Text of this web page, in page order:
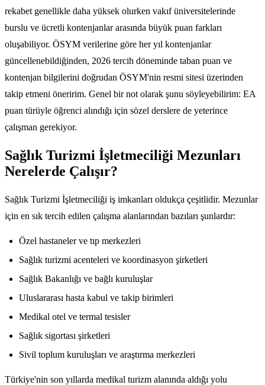
rekabet genellikle daha yüksek olurken vakıf üniversitelerinde
burslu ve ücretli kontenjanlar arasında büyük puan farkları
oluşabiliyor. ÖSYM verilerine göre her yıl kontenjanlar
güncellenebildiğinden, 2026 tercih döneminde taban puan ve
kontenjan bilgilerini doğrudan ÖSYM'nin resmi sitesi üzerinden
takip etmeni öneririm. Genel bir not olarak şunu söyleyebilirim: EA
puan türüyle öğrenci alındığı için sözel derslere de yeterince
çalışman gerekiyor.
Sağlık Turizmi İşletmeciliği Mezunları
Nerelerde Çalışır?
Sağlık Turizmi İşletmeciliği iş imkanları oldukça çeşitlidir. Mezunlar
için en sık tercih edilen çalışma alanlarından bazıları şunlardır:
Özel hastaneler ve tıp merkezleri
Sağlık turizmi acenteleri ve koordinasyon şirketleri
Sağlık Bakanlığı ve bağlı kuruluşlar
Uluslararası hasta kabul ve takip birimleri
Medikal otel ve termal tesisler
Sağlık sigortası şirketleri
Sivil toplum kuruluşları ve araştırma merkezleri
Türkiye'nin son yıllarda medikal turizm alanında aldığı yolu